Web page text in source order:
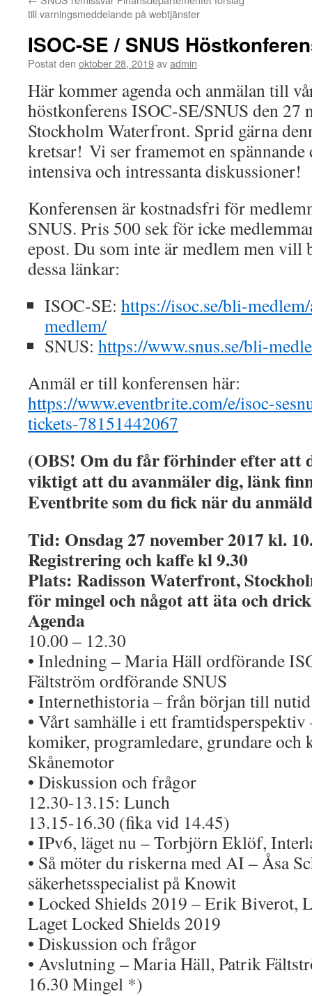
till varningsmeddelande på webtjänster
ISOC-SE / SNUS
Postat den oktober 28, 2019avadmin
Här kommer agenda och anmälan till
höstkonferens ISOC-SE/SNUS den 27
Stockholm Waterfront. Sprid gärna
kretsar! Vi ser framemot en spännande
intensiva och intressanta diskussioner!
Konferensen är kostnadsfri för
SNUS. Pris 500 sek för icke
epost. Du som inte är medlem men vill
dessa länkar:
ISOC-SE: https://isoc.se/bli-
medlem/
SNUS: https://www.snus.se/bli-
Anmäl er till konferensen här:
https://www.eventbrite.com/e/isoc-
tickets-78151442067
(OBS! Om du får förhinder efter att
viktigt att du avanmäler dig, länk
Eventbrite som du fick när du
Tid: Onsdag 27 november 2017 kl.
Registrering och kaffe kl 9.30
Plats: Radisson Waterfront,
för mingel och något att äta och
Agenda
10.00 – 12.30
• Inledning – Maria Häll ordförande
Fältström ordförande SNUS
• Internethistoria – från början till
• Vårt samhälle i ett framtidsperspektiv
komiker, programledare, grundare och
Skånemotor
• Diskussion och frågor
12.30-13.15: Lunch
13.15-16.30 (fika vid 14.45)
• IPv6, läget nu – Torbjörn Eklöf,
• Så möter du riskerna med AI – Åsa
säkerhetsspecialist på Knowit
• Locked Shields 2019 – Erik Biverot,
Laget Locked Shields 2019
• Diskussion och frågor
• Avslutning – Maria Häll, Patrik
16.30 Mingel *)